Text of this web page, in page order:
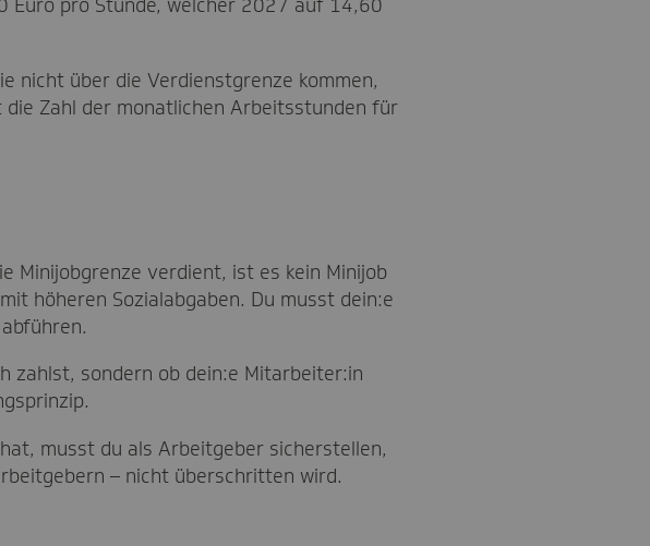
nicht über die Verdienstgrenze kommen,
Zahl der monatlichen Arbeitsstunden für
Minijobgrenze verdient, ist es kein Minijob
höheren Sozialabgaben. Du musst dein:e
zahlst, sondern ob dein:e Mitarbeiter:in
hat, musst du als Arbeitgeber sicherstellen,
– nicht überschritten wird.